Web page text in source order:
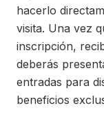
hacerlo
visita. Una vez
inscripción,
deberás
entradas para
beneficios